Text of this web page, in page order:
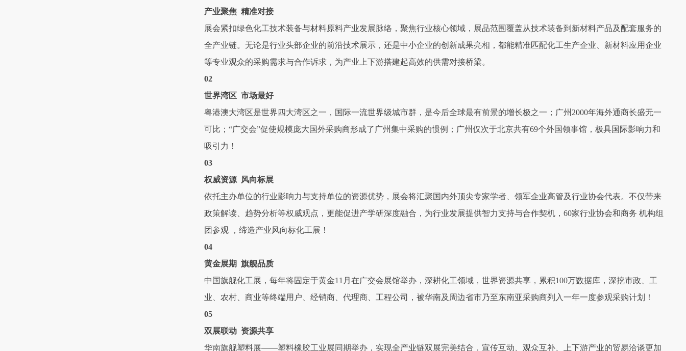
产业聚焦 精准对接
展会紧扣绿色化工技术装备与材料原料产业发展脉络，聚焦行业核心领域，展品范围覆盖从技术装备到新材料产品及配套服务的
全产业链。无论是行业头部企业的前沿技术展示，还是中小企业的创新成果亮相，都能精准匹配化工生产企业、新材料应用企业
等专业观众的采购需求与合作诉求，为产业上下游搭建起高效的供需对接桥梁。
02
世界湾区 市场最好
粤港澳大湾区是世界四大湾区之一，国际一流世界级城市群，是今后全球最有前景的增长极之一；广州2000年海外通商长盛无一
可比；“广交会”促使规模庞大国外采购商形成了广州集中采购的惯例；广州仅次于北京共有69个外国领事馆，极具国际影响力和
吸引力！
03
权威资源 风向标展
依托主办单位的行业影响力与支持单位的资源优势，展会将汇聚国内外顶尖专家学者、领军企业高管及行业协会代表。不仅带来
政策解读、趋势分析等权威观点，更能促进产学研深度融合，为行业发展提供智力支持与合作契机，60家行业协会和商务 机构组
团参观 ，缔造产业风向标化工展！
04
黄金展期 旗舰品质
中国旗舰化工展，每年将固定于黄金11月在广交会展馆举办，深耕化工领域，世界资源共享，累积100万数据库，深挖市政、工
业、农村、商业等终端用户、经销商、代理商、工程公司，被华南及周边省市乃至东南亚采购商列入一年一度参观采购计划！
05
双展联动 资源共享
华南旗舰塑料展——塑料橡胶工业展同期举办，实现全产业链双展完美结合，宣传互动、观众互补、上下游产业的贸易洽谈更加